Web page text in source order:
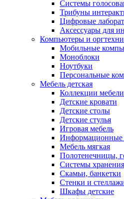
Системы
Трибуны
Цифровые
Аксессуары для
Компьютеры и
Мобильные
Моноблоки
Ноутбуки
Персональные
Мебель детская
Коллекции мебели
Детские кровати
Детские столы
Детские стулья
Игровая мебель
Мебель мягкая
Полотенечницы,
Системы хранения
Скамьи, банкетки
Стенки и
Шкафы детские